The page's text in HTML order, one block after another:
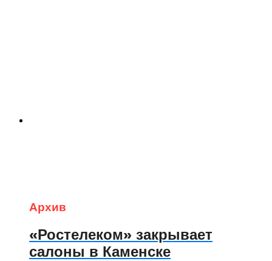
Архив
«Ростелеком» закрывает
салоны в Каменске